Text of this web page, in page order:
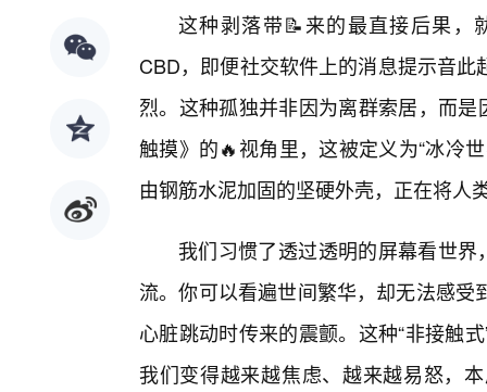
这种剥落带📝来的最直接后果，
CBD，即便社交软件上的消息提示音
烈。这种孤独并非因为离群索居，而
触摸》的🔥视角里，这被定义为“冰冷
由钢筋水泥加固的坚硬外壳，正在将人
我们习惯了透过透明的屏幕看世界
流。你可以看遍世间繁华，却无法感
心脏跳动时传来的震颤。这种“非接触
我们变得越来越焦虑、越来越易怒，